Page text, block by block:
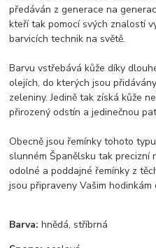
předáván z generace na
kteří tak pomocí svých znalostí
barvicích technik na světě.
Barvu vstřebává kůže díky
olejích, do kterých jsou
zeleniny. Jedině tak získá kůže
přirozený odstín a jedinečnou
Obecně jsou řemínky tohoto
slunném Španělsku tak precizní
odolné a poddajné řemínky z
jsou připraveny Vašim
Barva: hnědá, stříbrná